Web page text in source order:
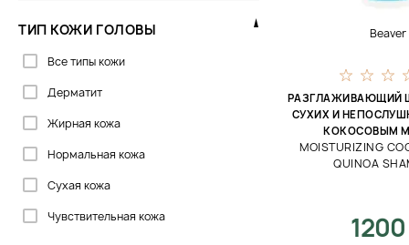
ТИП КОЖИ ГОЛОВЫ
Все типы кожи
Дерматит
Жирная кожа
Нормальная кожа
Сухая кожа
Чувствительная кожа
Beaver
РАЗГЛАЖИВАЮЩИЙ
СУХИХ И
КОКОСОВЫМ
MOISTURIZING
QUINOA